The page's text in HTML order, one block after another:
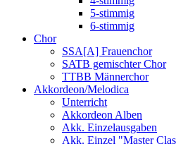
5-stimmig
6-stimmig
Chor
SSA[A] Frauenchor
SATB gemischter Chor
TTBB Männerchor
Akkordeon/Melodica
Unterricht
Akkordeon Alben
Akk. Einzelausgaben
Akk. Einzel "Master